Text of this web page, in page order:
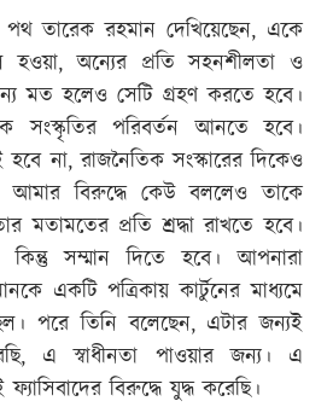
তারেক রহমান দেখিয়েছেন, একে
হওয়া, অন্যের প্রতি সহনশীলতা ও
মত হলেও সেটি গ্রহণ করতে হবে।
সংস্কৃতির পরিবর্তন আনতে হবে।
হবে না, রাজনৈতিক সংস্কারের দিকেও
আমার বিরুদ্ধে কেউ বললেও তাকে
মতামতের প্রতি শ্রদ্ধা রাখতে হবে।
সম্মান দিতে হবে। আপনারা
একটি পত্রিকায় কার্টুনের মাধ্যমে
পরে তিনি বলেছেন, এটার জন্যই
এ স্বাধীনতা পাওয়ার জন্য। এ
বিরুদ্ধে যুদ্ধ করেছি।